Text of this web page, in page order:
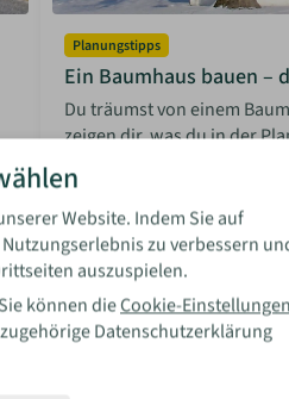
Planungstipps
Ein Baumhaus bauen –
Du träumst von einem
zeigen dir, was du in der
Baumauswahl bis zur
Isabella Bosler
08 Jun 2026
Website. Indem Sie auf
zu verbessern
auszuspielen.
können dieCookie-
Datenschutzerklärung